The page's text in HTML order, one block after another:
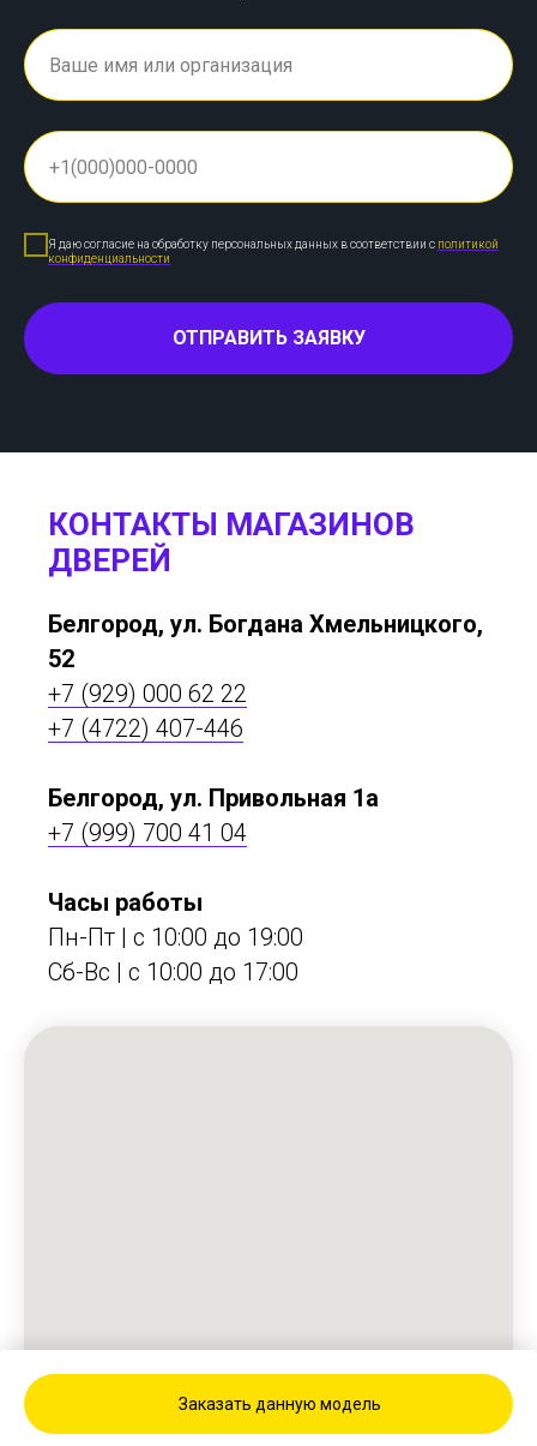
Заказать данную модель
Я даю согласие на обработку персональных данных в соответствии с политикой
конфиденциальности
ОТПРАВИТЬ ЗАЯВКУ
КОНТАКТЫ МАГАЗИНОВ
ДВЕРЕЙ
Белгород, ул. Богдана Хмельницкого,
52
+7 (929) 000 62 22
+7 (4722) 407-446
Белгород, ул. Привольная 1а
+7 (999) 700 41 04
Часы работы
Пн-Пт | с 10:00 до 19:00
Сб-Вс | c 10:00 до 17:00